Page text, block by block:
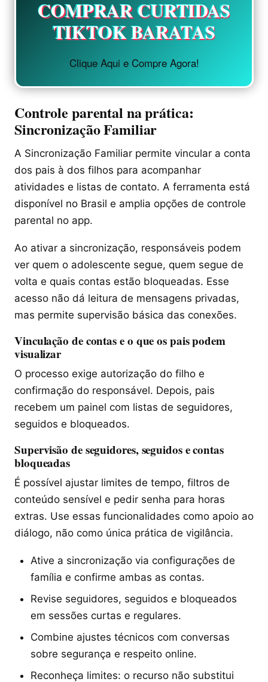
COMPRAR CURTIDAS
TIKTOK BARATAS
Clique Aqui e Compre Agora!
Controle parental na prática:
Sincronização Familiar
A Sincronização Familiar permite vincular a conta
dos pais à dos filhos para acompanhar
atividades e listas de contato. A ferramenta está
disponível no Brasil e amplia opções de controle
parental no app.
Ao ativar a sincronização, responsáveis podem
ver quem o adolescente segue, quem segue de
volta e quais contas estão bloqueadas. Esse
acesso não dá leitura de mensagens privadas,
mas permite supervisão básica das conexões.
Vinculação de contas e o que os pais podem
visualizar
O processo exige autorização do filho e
confirmação do responsável. Depois, pais
recebem um painel com listas de seguidores,
seguidos e bloqueados.
Supervisão de seguidores, seguidos e contas
bloqueadas
É possível ajustar limites de tempo, filtros de
conteúdo sensível e pedir senha para horas
extras. Use essas funcionalidades como apoio ao
diálogo, não como única prática de vigilância.
Ative a sincronização via configurações de
família e confirme ambas as contas.
Revise seguidores, seguidos e bloqueados
em sessões curtas e regulares.
Combine ajustes técnicos com conversas
sobre segurança e respeito online.
Reconheça limites: o recurso não substitui